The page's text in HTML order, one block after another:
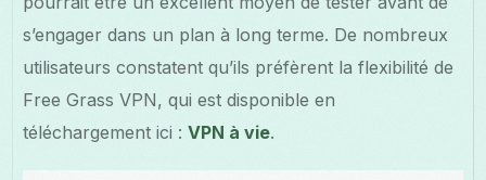
s’engager dans un plan à long terme. De nombreux
utilisateurs constatent qu’ils préfèrent la flexibilité de
Free Grass VPN, qui est disponible en
téléchargement ici :VPN à vie.